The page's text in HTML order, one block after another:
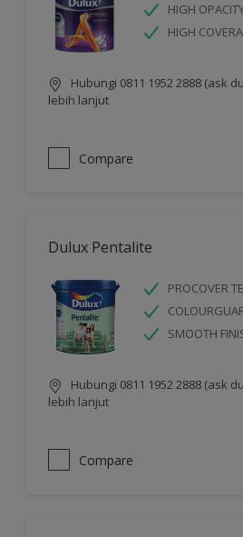
HIGH
HIGH
Hubungi 0811 1952 2888 (ask
lebih lanjut
Compare
Dulux Pentalite
PROCOVER
SMOOTH
Hubungi 0811 1952 2888 (ask
lebih lanjut
Compare